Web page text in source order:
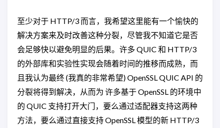
至少对于 HTTP/3 而言，我希望这里能有一个愉快的
解决方案来及时改善这种分裂，尽管我不知道它是否
会足够快以避免明显的后果。许多 QUIC 和 HTTP/3
的外部库和实验性实现会随着时间的推移而成熟，而
且我认为最终 (我真的非常希望) OpenSSL QUIC API 的
分裂将得到解决，从而为 许多基于 OpenSSL 的环境中
的 QUIC 支持打开大门，要么通过适配器支持这两种
方法，要么通过直接支持 OpenSSL 模型的新 HTTP/3